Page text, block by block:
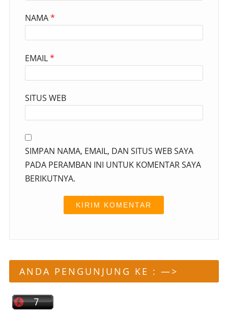
NAMA*
EMAIL*
SITUS WEB
SIMPAN NAMA, EMAIL, DAN SITUS WEB SAYA
PADA PERAMBAN INI UNTUK KOMENTAR SAYA
BERIKUTNYA.
ANDA PENGUNJUNG KE : —>